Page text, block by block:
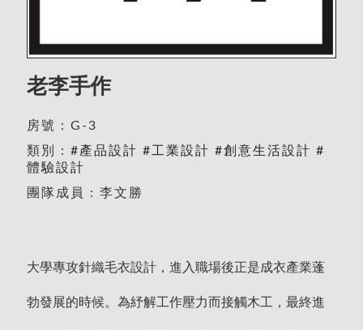
老李手作
房號 : G-3
類別 : #產品設計 #工業設計 #創意生活設計 #
體驗設計
團隊成員 : 李文勝
大學專攻針織毛衣設計，進入職場後正是成衣產業蓬
勃發展的時候。為紓解工作壓力而接觸木工，最終進